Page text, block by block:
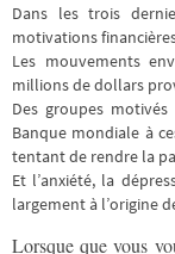
Dans les trois
motivations
Les mouvements
millions de dollars
Des groupes
Banque mondiale à
tentant de rendre la
Et l’anxiété, la
largement à l’origine
Lorsque que vous